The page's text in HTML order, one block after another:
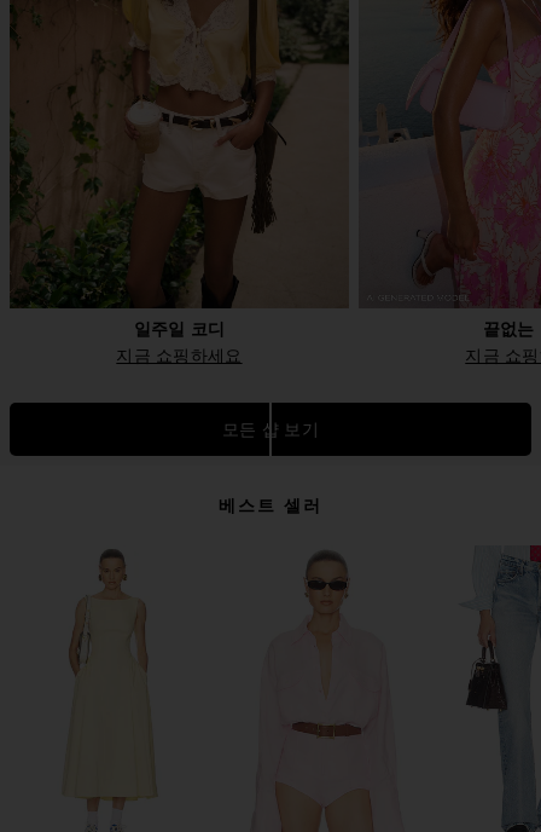
일주일 코디
지금 쇼핑하세요
끝없는
지금 쇼
모든 샵 보기
베스트 셀러